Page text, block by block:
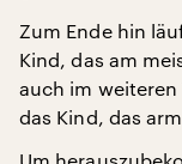
Zum Ende hin
Kind, das am
auch im
das Kind, das
Um